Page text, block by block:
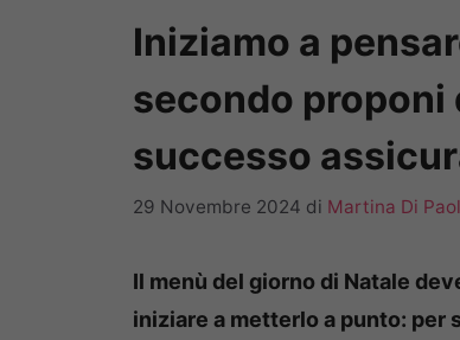
Iniziamo a
secondo proponi
successo
29 Novembre 2024 di Martina Di
Il menù del giorno di Natale
iniziare a metterlo a punto: per